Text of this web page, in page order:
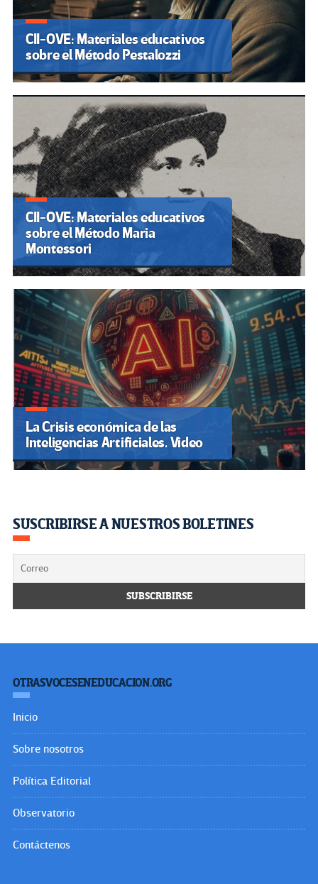
CII-OVE: Materiales educativos
sobre el Método Pestalozzi
CII-OVE: Materiales educativos
sobre el Método Maria
Montessori
La Crisis económica de las
Inteligencias Artificiales. Video
SUSCRIBIRSE A NUESTROS BOLETINES
OTRASVOCESENEDUCACION.ORG
Inicio
Sobre nosotros
Política Editorial
Observatorio
Contáctenos